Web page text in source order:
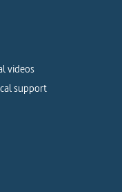
videos
support